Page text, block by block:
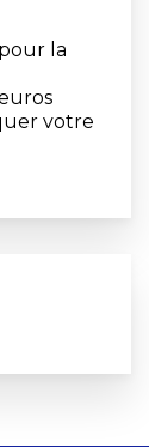
la
votre